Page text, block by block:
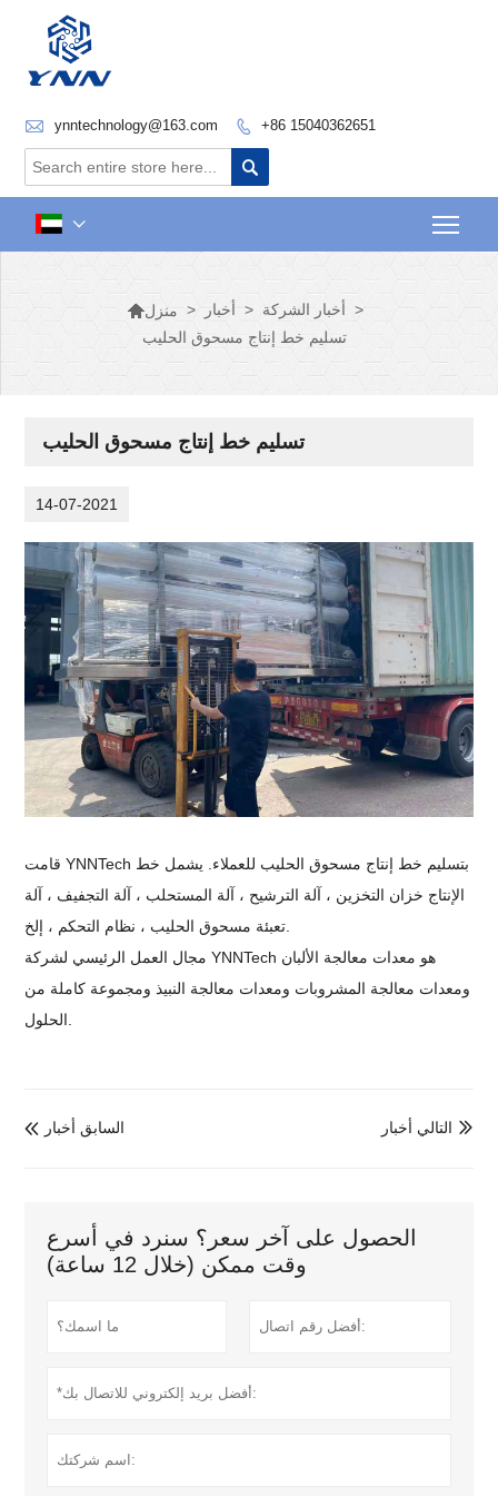
 ynntechnology@163.com  +86 15040362651


منزل > أخبار > أخبار الشركة >
تسليم خط إنتاج مسحوق الحليب
تسليم خط إنتاج مسحوق الحليب
14-07-2021
قامت YNNTech بتسليم خط إنتاج مسحوق الحليب للعملاء. يشمل خط
الإنتاج خزان التخزين ، آلة الترشيح ، آلة المستحلب ، آلة التجفيف ، آلة
تعبئة مسحوق الحليب ، نظام التحكم ، إلخ.
مجال العمل الرئيسي لشركة YNNTech هو معدات معالجة الألبان
ومعدات معالجة المشروبات ومعدات معالجة النبيذ ومجموعة كاملة من
الحلول.
 السابق أخبار  التالي أخبار
الحصول على آخر سعر؟ سنرد في أسرع
وقت ممكن (خلال 12 ساعة)